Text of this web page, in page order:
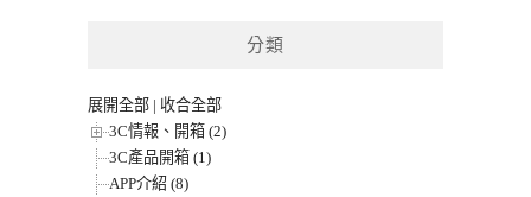
分類
展開全部 | 收合全部
3C情報、開箱 (2)
3C產品開箱 (1)
APP介紹 (8)